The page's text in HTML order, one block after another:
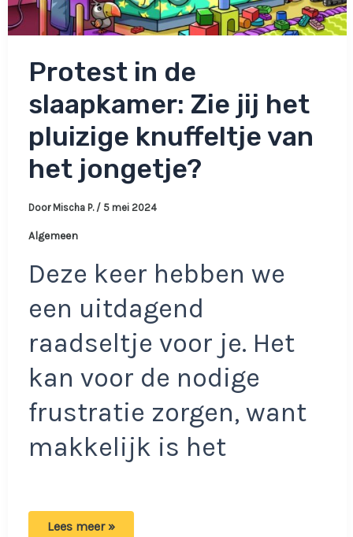
Protest in de
slaapkamer: Zie jij het
pluizige knuffeltje van
het jongetje?
Door Mischa P. / 5 mei 2024
Algemeen
Deze keer hebben we
een uitdagend
raadseltje voor je. Het
kan voor de nodige
frustratie zorgen, want
makkelijk is het
Protest
Lees meer »